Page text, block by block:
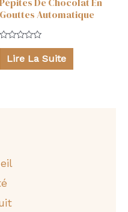
Gouttes Automatique
Note
sur
5
Lire La Suite